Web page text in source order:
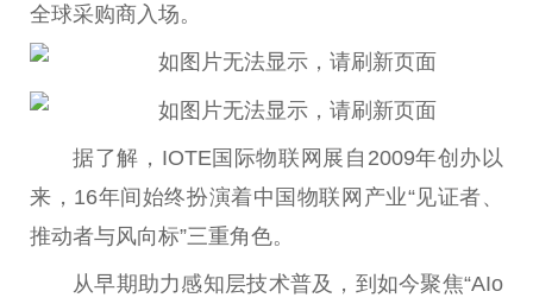
全球采购商入场。
据了解，IOTE国际物联网展自2009年创办以
来，16年间始终扮演着中国物联网产业“见证者、
推动者与风向标”三重角色。
从早期助力感知层技术普及，到如今聚焦“AIo